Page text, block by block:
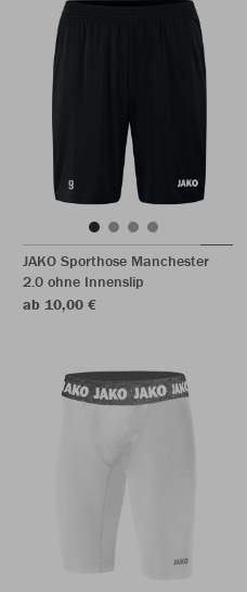
JAKO Sporthose Manchester
2.0 ohne Innenslip
ab 10,00 €